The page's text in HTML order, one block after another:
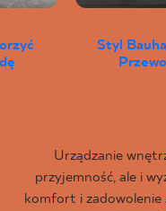
Styl
Urządzanie
przyjemność, ale i
komfort i zadowolenie